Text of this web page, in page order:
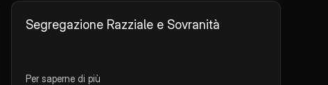
Segregazione Razziale e Sovranità
Per saperne di più